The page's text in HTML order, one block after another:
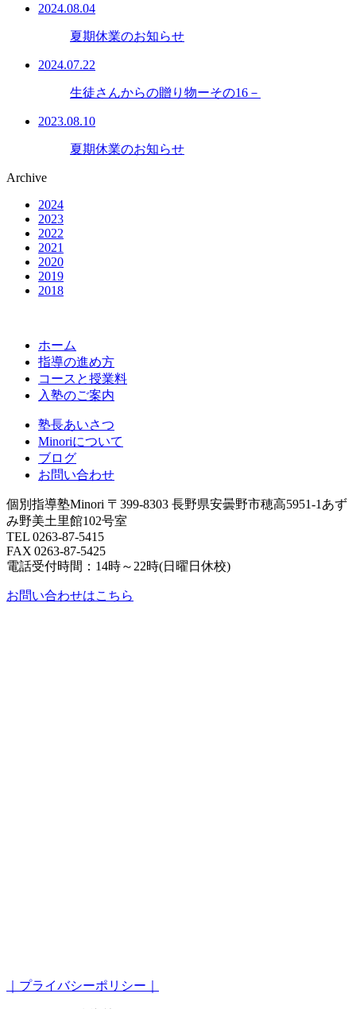
2024.08.04
夏期休業のお知らせ
2024.07.22
生徒さんからの贈り物ーその16－
2023.08.10
夏期休業のお知らせ
Archive
2024
2023
2022
2021
2020
2019
2018
ホーム
指導の進め方
コースと授業料
入塾のご案内
塾長あいさつ
Minoriについて
ブログ
お問い合わせ
個別指導塾Minori 〒399-8303 長野県安曇野市穂高5951-1あず
み野美土里館102号室
TEL 0263-87-5415
FAX 0263-87-5425
電話受付時間：14時～22時(日曜日休校)
お問い合わせはこちら
｜プライバシーポリシー｜